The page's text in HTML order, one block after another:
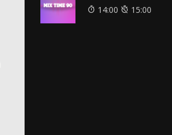
14:00 15:00